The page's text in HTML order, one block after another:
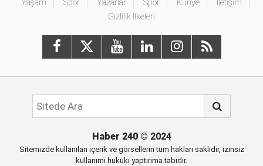
Yaşam
Spor Yazarlar Spor Künye
İletişim
Gizlilik İlkeleri
Haber 240© 2024
Sitemizde kullanılan içerik ve görsellerin tüm hakları saklıdır, izinsiz
kullanımı hukuki yaptırıma tabidir.